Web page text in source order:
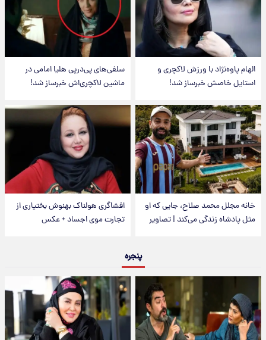
الهام پاوه‌نژاد با ورزش لاکچری و
استایل خاصش خبرساز شد!
سلفی‌های پی‌درپی هلیا امامی در
ماشین لاکچری‌اش خبرساز شد!
خانه مجلل محمد صلاح، جایی که او
مثل پادشاه زندگی می‌کند | تصاویر
افشاگری هولناک بهنوش بختیاری از
تجارت موی اجساد + عکس
پنجره